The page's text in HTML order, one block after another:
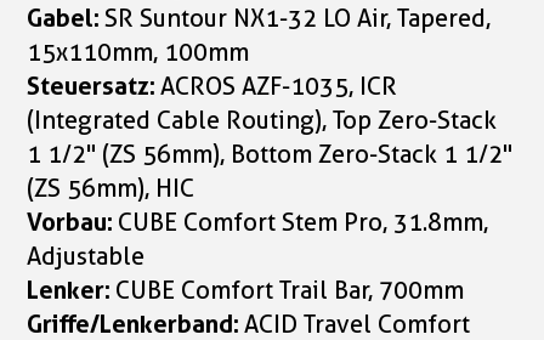
Gabel:SR Suntour NX1-32 LO Air, Tapered,
15x110mm, 100mm
Steuersatz:ACROS AZF-1035, ICR
(Integrated Cable Routing), Top Zero-Stack
1 1/2" (ZS 56mm), Bottom Zero-Stack 1 1/2"
(ZS 56mm), HIC
Vorbau: CUBE Comfort Stem Pro, 31.8mm,
Adjustable
Lenker: CUBE Comfort Trail Bar, 700mm
Griffe/Lenkerband:ACID Travel Comfort